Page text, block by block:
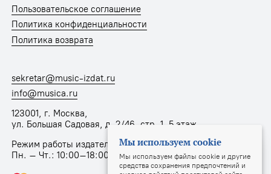
Пользовательское соглашение
Политика конфиденциальности
Политика возврата
sekretar@music-izdat.ru
info@musica.ru
123001, г. Москва,
ул. Большая Садовая, д. 2/46, стр. 1, 5 этаж
Режим работы издательства:
Пн. – Чт.: 10:00–18:00, Пт.: 10:00–17:00
Мы используем cookie
Мы используем файлы cookie и другие
средства сохранения предпочтений и